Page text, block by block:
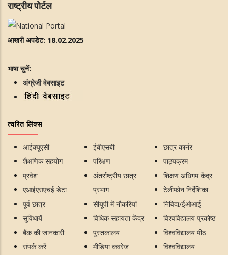
राष्ट्रीय पोर्टल
आखरी अपडेट: 18.02.2025
भाषा चुनें:
अंग्रेजी वेबसाइट
त्वरित लिंक्स
आईक्यूएसी
शैक्षणिक सहयोग
प्रवेश
एआईएसएचई डेटा
पूर्व छात्र
सुविधायें
बैंक की जानकारी
संपर्क करें
ईबीएसबी
परिक्षण
अंतर्राष्ट्रीय छात्र
प्रभाग
सीयूपी में नौकरियां
विधिक सहायता केंद्र
पुस्तकालय
मीडिया कवरेज
छात्र कार्नर
पाठ्यक्रम
शिक्षण अधिगम केंद्र
टेलीफोन निर्देशिका
निविदा/ईओआई
विश्वविद्यालय प्रकोष्ठ
विश्वविद्यालय पीठ
विश्वविद्यालय